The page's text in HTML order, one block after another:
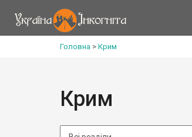
Головна > Крим
Крим